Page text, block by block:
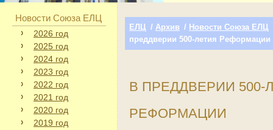
Новости Союза ЕЛЦ
2026 год
2025 год
2024 год
2023 год
2022 год
2021 год
2020 год
2019 год
ЕЛЦ / Архив / Новости Союза ЕЛЦ
преддверии 500-летия Реформации
В ПРЕДДВЕРИИ 500-
РЕФОРМАЦИИ